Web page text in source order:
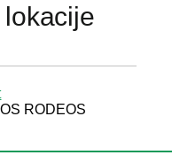
RODEOS